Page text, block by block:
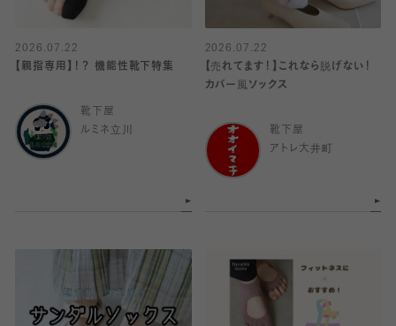
2026.07.22
【親指専用】！？ 機能性靴下特集
靴下屋
ルミネ立川
2026.07.22
【売れてます！】これなら脱げない！
カバー風ソックス
靴下屋
アトレ大井町